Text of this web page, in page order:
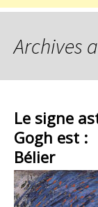
Archives
Le signe
Gogh est :
Bélier